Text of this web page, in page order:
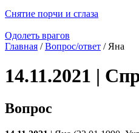
Снятие порчи и сглаза
Одолеть врагов
Главная /Вопрос/ответ / Яна
14.11.2021 |
Вопрос